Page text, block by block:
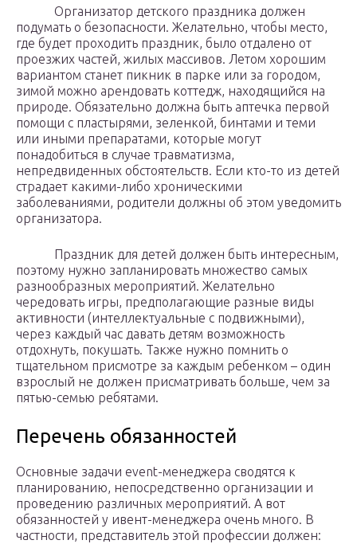
Организатор детского праздника должен
подумать о безопасности. Желательно, чтобы место,
где будет проходить праздник, было отдалено от
проезжих частей, жилых массивов. Летом хорошим
вариантом станет пикник в парке или за городом,
зимой можно арендовать коттедж, находящийся на
природе. Обязательно должна быть аптечка первой
помощи с пластырями, зеленкой, бинтами и теми
или иными препаратами, которые могут
понадобиться в случае травматизма,
непредвиденных обстоятельств. Если кто-то из детей
страдает какими-либо хроническими
заболеваниями, родители должны об этом уведомить
организатора.
Праздник для детей должен быть интересным,
поэтому нужно запланировать множество самых
разнообразных мероприятий. Желательно
чередовать игры, предполагающие разные виды
активности (интеллектуальные с подвижными),
через каждый час давать детям возможность
отдохнуть, покушать. Также нужно помнить о
тщательном присмотре за каждым ребенком – один
взрослый не должен присматривать больше, чем за
пятью-семью ребятами.
Перечень обязанностей
Основные задачи event-менеджера сводятся к
планированию, непосредственно организации и
проведению различных мероприятий. А вот
обязанностей у ивент-менеджера очень много. В
частности, представитель этой профессии должен: